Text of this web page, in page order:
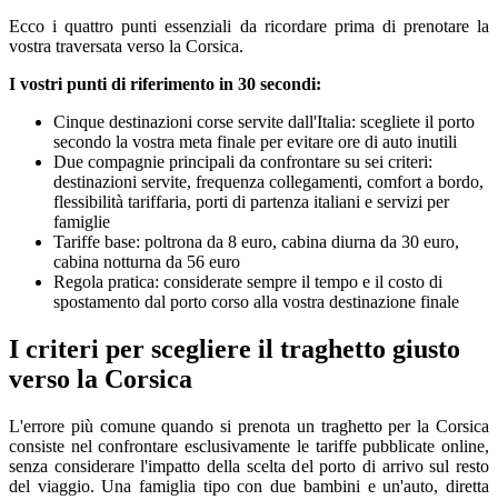
Ecco i quattro punti essenziali da ricordare prima di prenotare la
vostra traversata verso la Corsica.
I vostri punti di riferimento in 30 secondi:
Cinque destinazioni corse servite dall'Italia: scegliete il porto
secondo la vostra meta finale per evitare ore di auto inutili
Due compagnie principali da confrontare su sei criteri:
destinazioni servite, frequenza collegamenti, comfort a bordo,
flessibilità tariffaria, porti di partenza italiani e servizi per
famiglie
Tariffe base: poltrona da 8 euro, cabina diurna da 30 euro,
cabina notturna da 56 euro
Regola pratica: considerate sempre il tempo e il costo di
spostamento dal porto corso alla vostra destinazione finale
I criteri per scegliere il traghetto giusto
verso la Corsica
L'errore più comune quando si prenota un traghetto per la Corsica
consiste nel confrontare esclusivamente le tariffe pubblicate online,
senza considerare l'impatto della scelta del porto di arrivo sul resto
del viaggio. Una famiglia tipo con due bambini e un'auto, diretta